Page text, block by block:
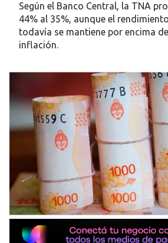
Según el Banco Central, la TNA
44% al 35%, aunque el
todavía se mantiene por encima
inflación.